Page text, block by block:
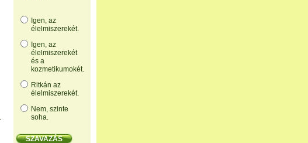
Igen, az
élelmiszerekét.
Igen, az
élelmiszerekét
és a
kozmetikumokét.
Ritkán az
élelmiszerekét.
Nem, szinte
soha.